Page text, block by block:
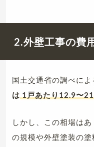
2.外壁工事の費
国土交通省の調べによ
は 1戸あたり12.9〜
しかし、この相場は
の規模や外壁塗装の